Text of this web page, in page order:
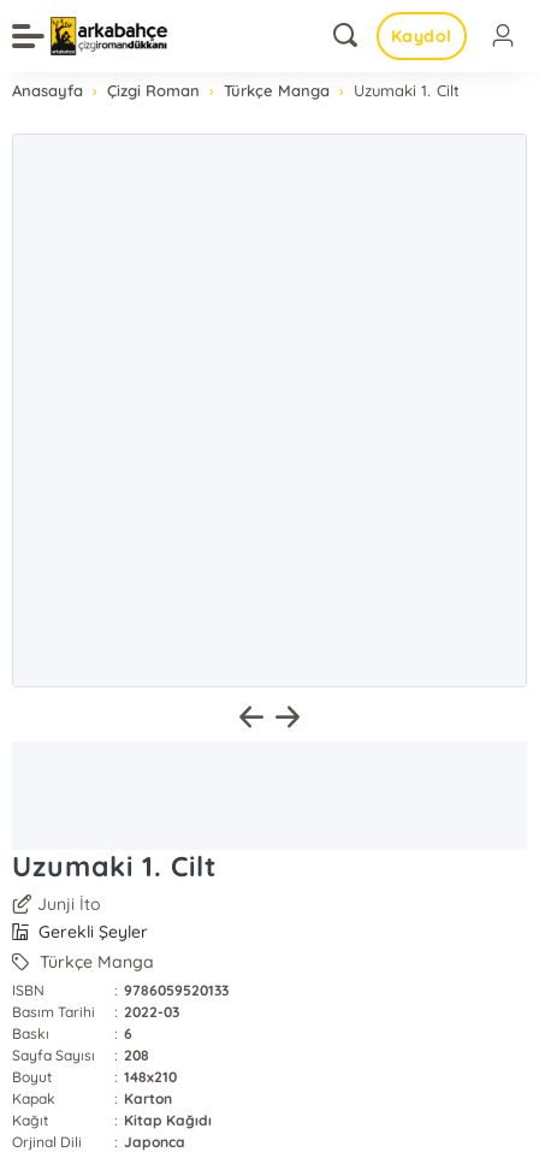
Kaydol
Anasayfa Çizgi Roman Türkçe Manga Uzumaki 1. Cilt
Uzumaki 1. Cilt
Junji İto
Gerekli Şeyler
Türkçe Manga
ISBN : 9786059520133
Basım Tarihi
: 2022-03
Baskı
: 6
Sayfa Sayısı
: 208
Boyut
: 148x210
Kapak
: Karton
Kağıt
: Kitap Kağıdı
Orjinal Dili
: Japonca